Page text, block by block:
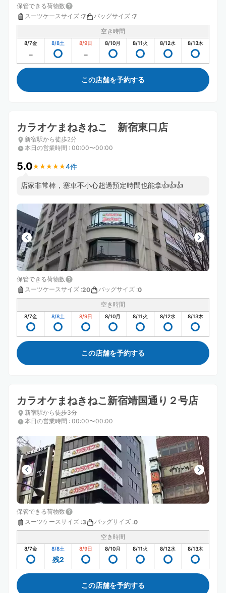
保管できる荷物数
スーツケースサイズ :7 バッグサイズ :7
空き時間
8/7金 8/8土 8/9日 8/10月 8/11火 8/12水 8/13木
この店舗を予約する
カラオケまねきねこ 新宿東口店
新宿駅から徒歩2分
本日の営業時間 : 00:00〜00:00
5.0★ ★ ★ ★ ★
★ ★ ★ ★ ★4件
店家非常棒，塞車不小心超過預定時間也能拿👍👍👍
保管できる荷物数
スーツケースサイズ :20 バッグサイズ :0
空き時間
8/7金 8/8土 8/9日 8/10月 8/11火 8/12水 8/13木
この店舗を予約する
カラオケまねきねこ新宿靖国通り２号店
新宿駅から徒歩3分
本日の営業時間 : 00:00〜00:00
保管できる荷物数
スーツケースサイズ :3 バッグサイズ :0
空き時間
8/7金 8/8土
残2
8/9日 8/10月 8/11火 8/12水 8/13木
この店舗を予約する